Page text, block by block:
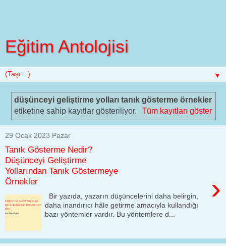
Eğitim Antolojisi
▼
düşünceyi geliştirme yolları tanık gösterme örnekler
etiketine sahip kayıtlar gösteriliyor.
Tüm kayıtları göster
29 Ocak 2023 Pazar
Tanık Gösterme Nedir?
Düşünceyi Geliştirme
Yollarından Tanık Göstermeye
Örnekler
›
Bir yazıda, yazarın düşüncelerini daha belirgin,
daha inandırıcı hâle getirme amacıyla kullandığı
bazı yöntemler vardır. Bu yöntemlere d...